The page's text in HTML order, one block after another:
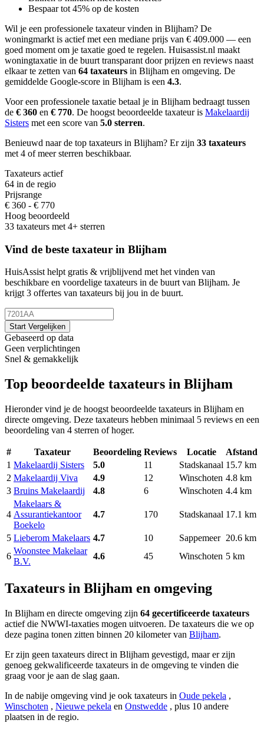
Bespaar tot 45% op de kosten
Wil je een professionele taxateur vinden in Blijham? De
woningmarkt is actief met een mediane prijs van € 409.000 — een
goed moment om je taxatie goed te regelen. Huisassist.nl maakt
woningtaxatie in de buurt transparant door prijzen en reviews naast
elkaar te zetten van 64 taxateurs in Blijham en omgeving. De
gemiddelde Google-score in Blijham is een 4.3.
Voor een professionele taxatie betaal je in Blijham bedraagt tussen
de € 360 en € 770. De hoogst beoordeelde taxateur is Makelaardij
Sisters met een score van 5.0 sterren.
Benieuwd naar de top taxateurs in Blijham? Er zijn 33 taxateurs
met 4 of meer sterren beschikbaar.
Taxateurs actief
64 in de regio
Prijsrange
€ 360 - € 770
Hoog beoordeeld
33 taxateurs met 4+ sterren
Vind de beste taxateur in Blijham
HuisAssist helpt gratis & vrijblijvend met het vinden van
beschikbare en voordelige taxateurs in de buurt van Blijham. Je
krijgt 3 offertes van taxateurs bij jou in de buurt.
Start Vergelijken
Gebaseerd op data
Geen verplichtingen
Snel & gemakkelijk
Top beoordeelde taxateurs in Blijham
Hieronder vind je de hoogst beoordeelde taxateurs in Blijham en
directe omgeving. Deze taxateurs hebben minimaal 5 reviews en een
beoordeling van 4 sterren of hoger.
# Taxateur Beoordeling Reviews Locatie
Afstand
1 Makelaardij Sisters 5.0 11 Stadskanaal 15.7 km
2 Makelaardij Viva 4.9 12 Winschoten 4.8 km
3 Bruins Makelaardij 4.8 6 Winschoten 4.4 km
4
Makelaars &
Assurantiekantoor
Boekelo
4.7 170 Stadskanaal 17.1 km
5 Lieberom Makelaars 4.7 10 Sappemeer 20.6 km
6
Woonstee Makelaar
B.V.
4.6 45 Winschoten 5 km
Taxateurs in Blijham en omgeving
In Blijham en directe omgeving zijn 64 gecertificeerde taxateurs
actief die NWWI-taxaties mogen uitvoeren. De taxateurs die we op
deze pagina tonen zitten binnen 20 kilometer van Blijham.
Er zijn geen taxateurs direct in Blijham gevestigd, maar er zijn
genoeg gekwalificeerde taxateurs in de omgeving te vinden die
graag voor je aan de slag gaan.
In de nabije omgeving vind je ook taxateurs in Oude pekela ,
Winschoten , Nieuwe pekela en Onstwedde , plus 10 andere
plaatsen in de regio.